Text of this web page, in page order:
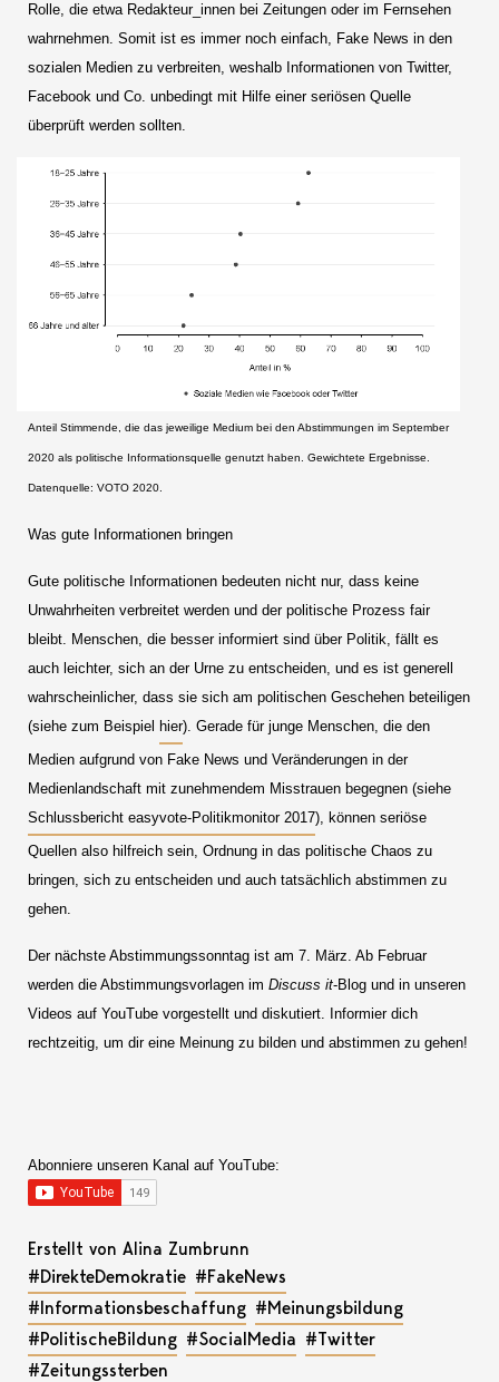
Rolle, die etwa Redakteur_innen bei Zeitungen oder im Fernsehen
wahrnehmen. Somit ist es immer noch einfach, Fake News in den
sozialen Medien zu verbreiten, weshalb Informationen von Twitter,
Facebook und Co. unbedingt mit Hilfe einer seriösen Quelle
überprüft werden sollten.
Anteil Stimmende, die das jeweilige Medium bei den Abstimmungen im September
2020 als politische Informationsquelle genutzt haben. Gewichtete Ergebnisse.
Datenquelle: VOTO 2020.
Was gute Informationen bringen
Gute politische Informationen bedeuten nicht nur, dass keine
Unwahrheiten verbreitet werden und der politische Prozess fair
bleibt. Menschen, die besser informiert sind über Politik, fällt es
auch leichter, sich an der Urne zu entscheiden, und es ist generell
wahrscheinlicher, dass sie sich am politischen Geschehen beteiligen
(siehe zum Beispiel hier). Gerade für junge Menschen, die den
Medien aufgrund von Fake News und Veränderungen in der
Medienlandschaft mit zunehmendem Misstrauen begegnen (siehe
Schlussbericht easyvote-Politikmonitor 2017), können seriöse
Quellen also hilfreich sein, Ordnung in das politische Chaos zu
bringen, sich zu entscheiden und auch tatsächlich abstimmen zu
gehen.
Der nächste Abstimmungssonntag ist am 7. März. Ab Februar
werden die Abstimmungsvorlagen im Discuss it-Blog und in unseren
Videos auf YouTube vorgestellt und diskutiert. Informier dich
rechtzeitig, um dir eine Meinung zu bilden und abstimmen zu gehen!
Abonniere unseren Kanal auf YouTube:
Erstellt von Alina Zumbrunn
#DirekteDemokratie #FakeNews
#Informationsbeschaffung #Meinungsbildung
#PolitischeBildung #SocialMedia #Twitter
#Zeitungssterben